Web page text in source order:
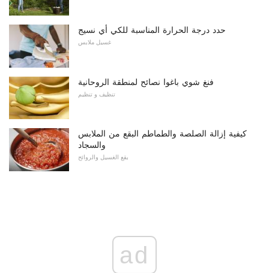
حدد درجة الحرارة المناسبة للكي أي نسيج
غسيل ملابس
فنغ شوي باغوا نصائح لمنطقة الروحانية
تنظيف و تنظيم
كيفية إزالة الصلصة والطماطم البقع من الملابس
والسجاد
بقع الغسيل والروائح
ad